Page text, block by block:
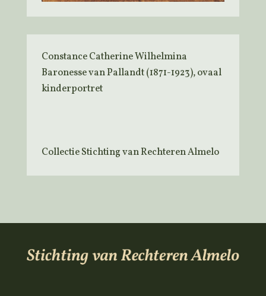
Constance Catherine Wilhelmina
Baronesse van Pallandt (1871-1923), ovaal
kinderportret
Collectie Stichting van Rechteren Almelo